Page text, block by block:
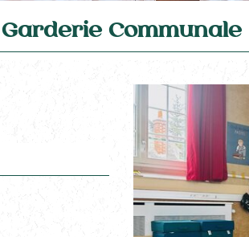
Garderie Communale